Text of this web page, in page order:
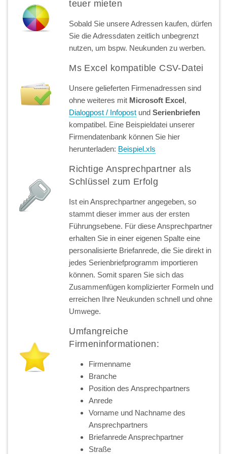
teuer mieten
Sobald Sie unsere Adressen kaufen, dürfen
Sie die Adressdaten zeitlich unbegrenzt
nutzen, um bspw. Neukunden zu werben.
Ms Excel kompatible CSV-Datei
Unsere gelieferten Firmenadressen sind
ohne weiteres mit Microsoft Excel,
Dialogpost / Infopost undSerienbriefen
kompatibel. Eine Beispieldatei unserer
Firmendatenbank können Sie hier
herunterladen: Beispiel.xls
Richtige Ansprechpartner als
Schlüssel zum Erfolg
Ist ein Ansprechpartner angegeben, so
stammt dieser immer aus der ersten
Führungsebene. Für diese Ansprechpartner
erhalten Sie in einer eigenen Spalte eine
personalisierte Briefanrede, die Sie direkt in
jedes Serienbriefprogramm importieren
können. Somit sparen Sie sich das
Zusammenfügen komplizierter Formeln und
erreichen Ihre Neukunden schnell und ohne
Umwege.
Umfangreiche
Firmeninformationen:
Firmenname
Branche
Position des Ansprechpartners
Anrede
Vorname und Nachname des
Ansprechpartners
Briefanrede Ansprechpartner
Straße